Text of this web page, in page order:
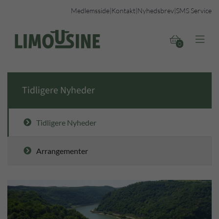
Medlemsside|Kontakt|Nyhedsbrev|SMS Service


0
Tidligere Nyheder
Tidligere Nyheder
Arrangementer